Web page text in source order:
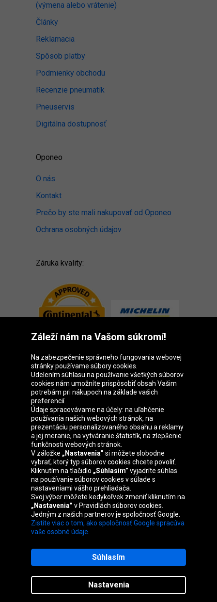
(výmena alebo vrátenie)
Články
Reklamacia
Spôsob platby
Podmienky obchodu
Recenzie pneumatík
Pneuservis
Digitálna dostupnosť
Oponeo
O nás
Kontakt
Prečo by ste mali nakupovať od Oponeo
Ochrana osobných údajov
Záruka kvality:
Skupina Oponeo
Belgique
Česká
republika
Deutschland Éire
España France Italia Magyarország
Nederland Österreich Polska
United
Kingdom
Mapa stránok
Záleží nám na Vašom súkromí!
Na zabezpečenie správneho fungovania webovej
stránky používame súbory cookies.
Udelením súhlasu na používanie všetkých súborov
cookies nám umožníte prispôsobiť obsah Vašim
potrebám pri nákupoch na základe vašich
preferencií.
Údaje spracovávame na účely: na uľahčenie
používania našich webových stránok, na
prezentáciu personalizovaného obsahu a reklamy
a jej meranie, na vytváranie štatistík, na zlepšenie
funkčnosti webových stránok.
V záložke „Nastavenia” si môžete slobodne
vybrať, ktorý typ súborov cookies chcete povoliť.
Kliknutím na tlačidlo „Súhlasím” vyjadríte súhlas
na používanie súborov cookies v súlade s
nastaveniami vášho prehliadača.
Svoj výber môžete kedykoľvek zmeniť kliknutím na
„Nastavenia” v Pravidlách súborov cookies.
Jedným z našich partnerov je spoločnosť Google.
Zistite viac o tom, ako spoločnosť Google spracúva
vaše osobné údaje.
Nastavenia
Súhlasím